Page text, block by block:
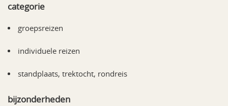
categorie
groepsreizen
individuele reizen
standplaats, trektocht, rondreis
bijzonderheden